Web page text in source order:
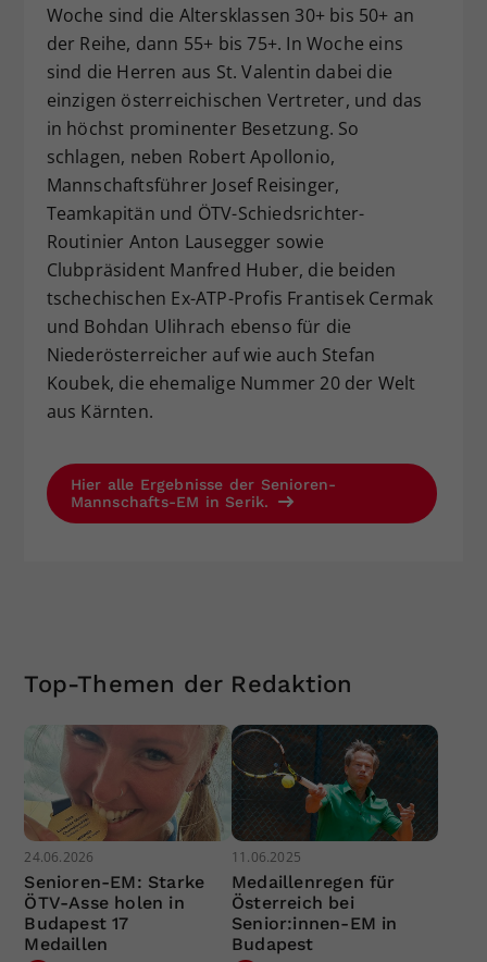
Woche sind die Altersklassen 30+ bis 50+ an
der Reihe, dann 55+ bis 75+. In Woche eins
sind die Herren aus St. Valentin dabei die
einzigen österreichischen Vertreter, und das
in höchst prominenter Besetzung. So
schlagen, neben Robert Apollonio,
Mannschaftsführer Josef Reisinger,
Teamkapitän und ÖTV-Schiedsrichter-
Routinier Anton Lausegger sowie
Clubpräsident Manfred Huber, die beiden
tschechischen Ex-ATP-Profis Frantisek Cermak
und Bohdan Ulihrach ebenso für die
Niederösterreicher auf wie auch Stefan
Koubek, die ehemalige Nummer 20 der Welt
aus Kärnten.
Hier alle Ergebnisse der Senioren-
Mannschafts-EM in Serik.
Top-Themen der Redaktion
24.06.2026
Senioren-EM: Starke
ÖTV-Asse holen in
Budapest 17
Medaillen
11.06.2025
Medaillenregen für
Österreich bei
Senior:innen-EM in
Budapest